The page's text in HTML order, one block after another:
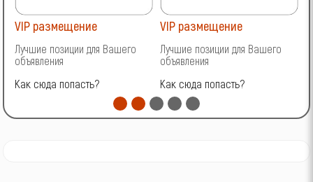
VIP размещение
Лучшие позиции для Вашего
объявления
Как сюда попасть?
VIP размещение
Лучшие позиции для Вашего
объявления
Как сюда попасть?